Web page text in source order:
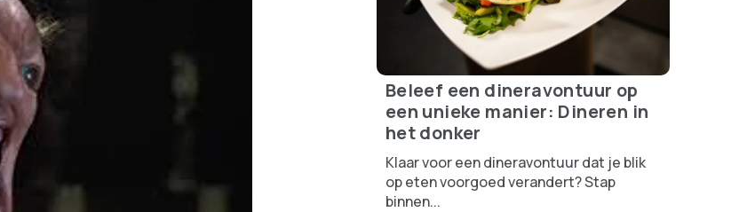
Beleef een dineravontuur op
een unieke manier: Dineren in
het donker
Klaar voor een dineravontuur dat je blik
op eten voorgoed verandert? Stap
binnen...